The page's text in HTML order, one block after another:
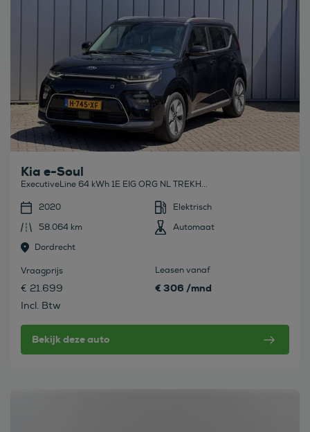
Kia e-Soul
ExecutiveLine 64 kWh 1E EIG ORG NL TREKH...
2020
Elektrisch
58.064 km
Automaat
Dordrecht
Vraagprijs
€ 21.699
Incl. Btw
Leasen vanaf
€ 306 /mnd
Bekijk deze auto